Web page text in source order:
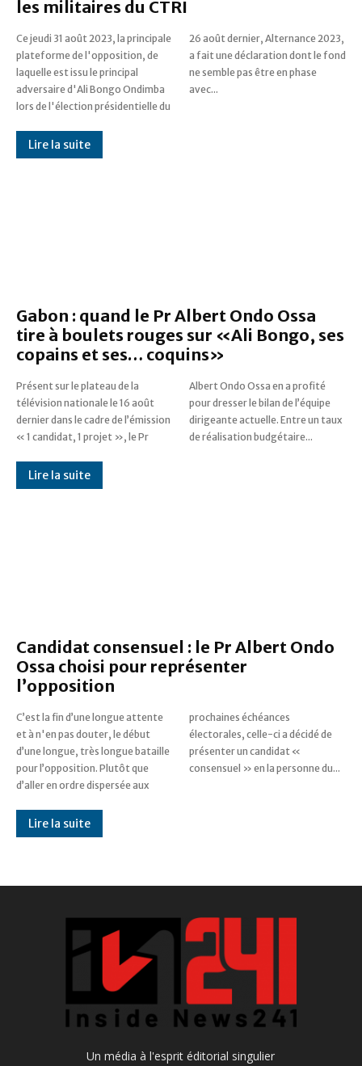
les militaires du CTRI
Ce jeudi 31 août 2023, la principale
plateforme de l'opposition, de
laquelle est issu le principal
adversaire d'Ali Bongo Ondimba
lors de l'élection présidentielle du
26 août dernier, Alternance 2023,
a fait une déclaration dont le fond
ne semble pas être en phase
avec...
Lire la suite
Gabon : quand le Pr Albert Ondo Ossa
tire à boulets rouges sur «Ali Bongo, ses
copains et ses… coquins»
Présent sur le plateau de la
télévision nationale le 16 août
dernier dans le cadre de l’émission
« 1 candidat, 1 projet », le Pr
Albert Ondo Ossa en a profité
pour dresser le bilan de l’équipe
dirigeante actuelle. Entre un taux
de réalisation budgétaire...
Lire la suite
Candidat consensuel : le Pr Albert Ondo
Ossa choisi pour représenter
l’opposition
C’est la fin d’une longue attente
et à n'en pas douter, le début
d’une longue, très longue bataille
pour l’opposition. Plutôt que
d’aller en ordre dispersée aux
prochaines échéances
électorales, celle-ci a décidé de
présenter un candidat «
consensuel » en la personne du...
Lire la suite
Un média à l'esprit éditorial singulier